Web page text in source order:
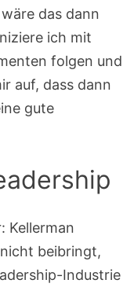
das dann
ich mit
folgen und
auf, dass dann
gute
Kellerman
beibringt,
Industrie